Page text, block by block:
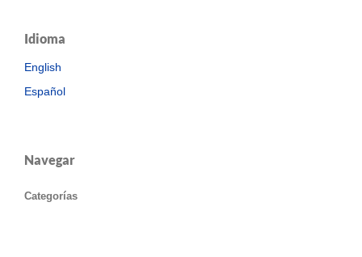
Idioma
English
Español
Navegar
Categorías